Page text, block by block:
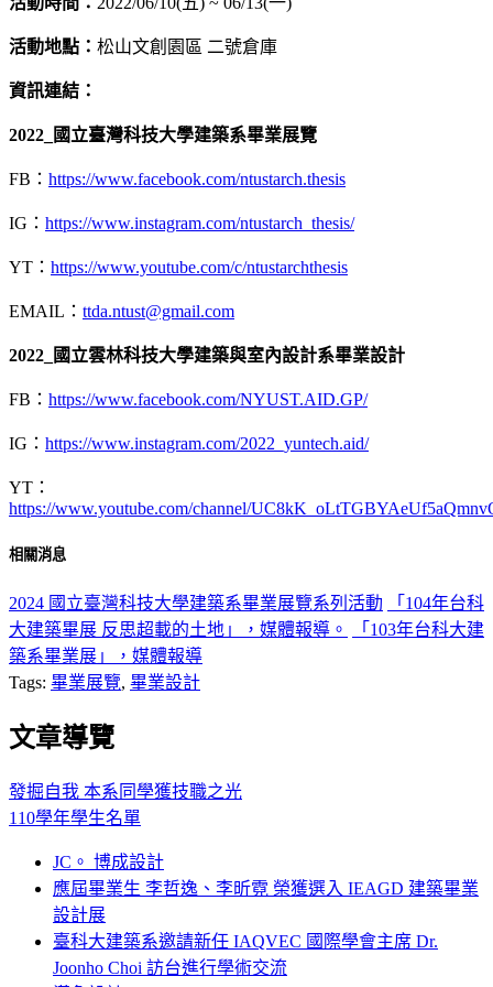
活動地點： 松山文創園區 二號倉庫
資訊連結：
2022_ 國立臺灣科技大學建築系畢業展覽
FB： https://www.facebook.com/ntustarch.thesis
IG： https://www.instagram.com/ntustarch_thesis/
YT： https://www.youtube.com/c/ntustarchthesis
EMAIL： ttda.ntust@gmail.com
2022_ 國立雲林科技大學建築與室內設計系畢業設計
FB： https://www.facebook.com/NYUST.AID.GP/
IG： https://www.instagram.com/2022_yuntech.aid/
YT：
https://www.youtube.com/channel/
相關消息
2024 國立臺灣科技大學建築系畢業展覽系列活動
「104年台科
大建築畢展 反思超載的土地」，媒體報導。
「103年台科大建
築系畢業展」，媒體報導
Tags: 畢業展覽, 畢業設計
文章導覽
發掘自我 本系同學獲技職之光
110學年學生名單
JC。 博成設計
應屆畢業生 李哲逸、李昕霓 榮獲選入 IEAGD 建築畢業
設計展
臺科大建築系邀請新任 IAQVEC 國際學會主席 Dr.
Joonho Choi 訪台進行學術交流